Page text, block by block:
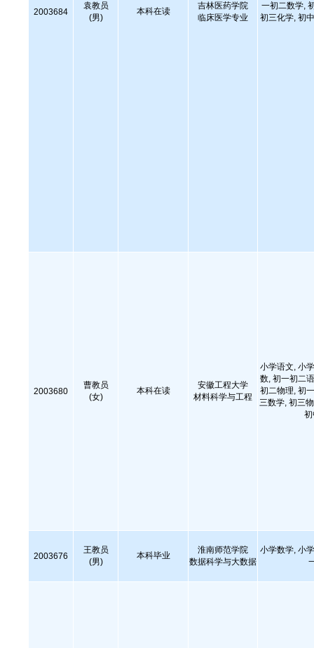
2003684
袁教员
(男)
本科在读
吉林医药学院
临床医学专业
一初二数学,
初三化学, 初
2003680
曹教员
(女)
本科在读
安徽工程大学
材料科学与工程
小学语文, 小
数, 初一初二
初二物理, 初
三数学, 初三
2003676
王教员
(男)
本科毕业
淮南师范学院
数据科学与大数据
小学数学, 小